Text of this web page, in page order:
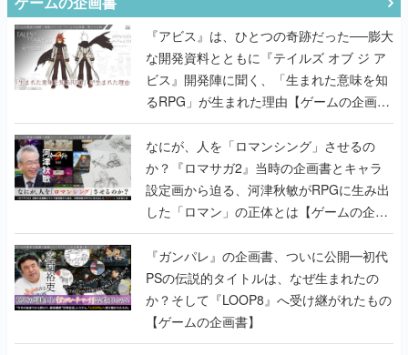
『アビス』は、ひとつの奇跡だった──膨大
な開発資料とともに『テイルズ オブ ジ ア
ビス』開発陣に聞く、「生まれた意味を知
るRPG」が生まれた理由【ゲームの企画
書】
なにが、人を「ロマンシング」させるの
か？『ロマサガ2』当時の企画書とキャラ
設定画から迫る、河津秋敏がRPGに生み出
した「ロマン」の正体とは【ゲームの企画
書】
『ガンパレ』の企画書、ついに公開━初代
PSの伝説的タイトルは、なぜ生まれたの
か？そして『LOOP8』へ受け継がれたもの
【ゲームの企画書】